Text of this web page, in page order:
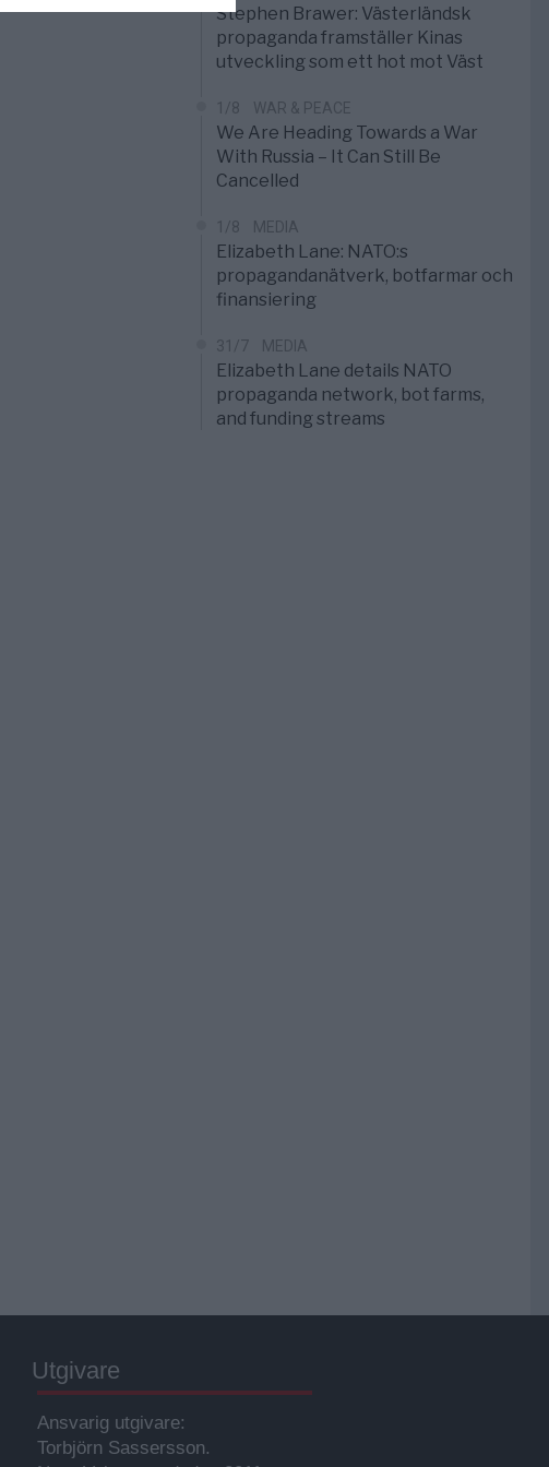
Stephen Brawer: Västerländsk
propaganda framställer Kinas
utveckling som ett hot mot Väst
1/8 WAR & PEACE
We Are Heading Towards a War
With Russia – It Can Still Be
Cancelled
1/8 MEDIA
Elizabeth Lane: NATO:s
propagandanätverk, botfarmar och
finansiering
31/7 MEDIA
Elizabeth Lane details NATO
propaganda network, bot farms,
and funding streams
Utgivare
Ansvarig utgivare:
Torbjörn Sassersson.